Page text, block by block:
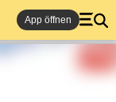
App öffnen